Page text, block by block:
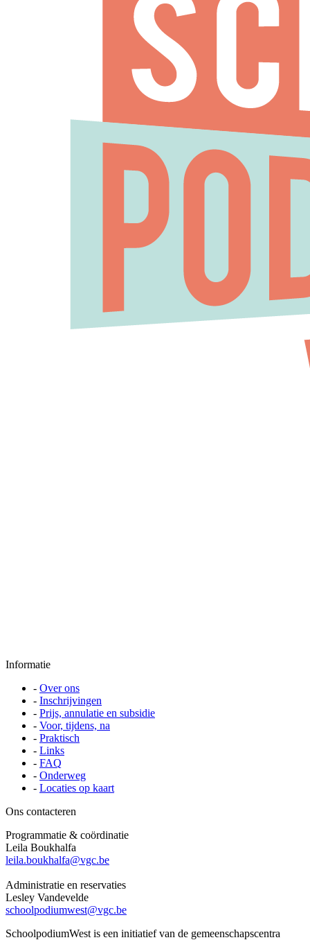
Informatie
- Over ons
- Inschrijvingen
- Prijs, annulatie en subsidie
- Voor, tijdens, na
- Praktisch
- Links
- FAQ
- Onderweg
- Locaties op kaart
Ons contacteren
Programmatie & coördinatie
Leila Boukhalfa
leila.boukhalfa@vgc.be
Administratie en reservaties
Lesley Vandevelde
schoolpodiumwest@vgc.be
SchoolpodiumWest is een initiatief van de gemeenschapscentra